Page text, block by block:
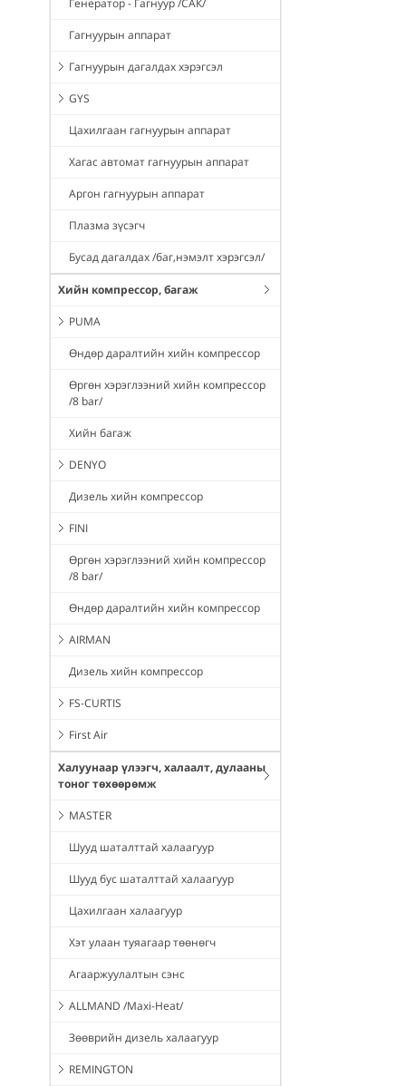
Генератор - Гагнуур /САК/
Гагнуурын аппарат
Гагнуурын дагалдах хэрэгсэл
GYS
Цахилгаан гагнуурын аппарат
Хагас автомат гагнуурын аппарат
Аргон гагнуурын аппарат
Плазма зүсэгч
Бусад дагалдах /баг,нэмэлт хэрэгсэл/
Хийн компрессор, багаж
PUMA
Өндөр даралтийн хийн компрессор
Өргөн хэрэглээний хийн компрессор
/8 bar/
Хийн багаж
DENYO
Дизель хийн компрессор
FINI
Өргөн хэрэглээний хийн компрессор
/8 bar/
Өндөр даралтийн хийн компрессор
AIRMAN
Дизель хийн компрессор
FS-CURTIS
First Air
Халуунаар үлээгч, халаалт, дулааны
тоног төхөөрөмж
MASTER
Шууд шаталттай халаагуур
Шууд бус шаталттай халаагуур
Цахилгаан халаагуур
Хэт улаан туяагаар төөнөгч
Агааржуулалтын сэнс
ALLMAND /Maxi-Heat/
Зөөврийн дизель халаагуур
REMINGTON